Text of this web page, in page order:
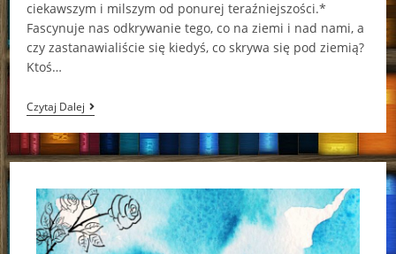
ciekawszym i milszym od ponurej teraźniejszości.*
Fascynuje nas odkrywanie tego, co na ziemi i nad nami, a
czy zastanawialiście się kiedyś, co skrywa się pod ziemią?
Ktoś…
Czytaj DalejTunele
Roderick
Gordon,
Brian
Williams